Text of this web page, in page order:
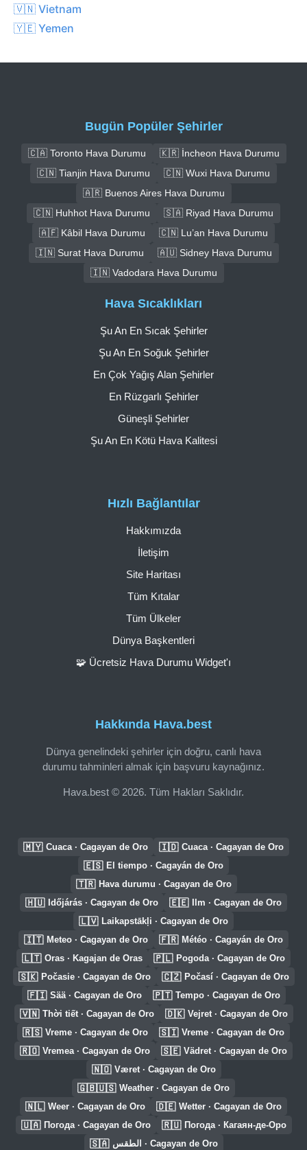
🇻🇳 Vietnam
🇾🇪 Yemen
Bugün Popüler Şehirler
🇨🇦 Toronto Hava Durumu
🇰🇷 İncheon Hava Durumu
🇨🇳 Tianjin Hava Durumu
🇨🇳 Wuxi Hava Durumu
🇦🇷 Buenos Aires Hava Durumu
🇨🇳 Huhhot Hava Durumu
🇸🇦 Riyad Hava Durumu
🇦🇫 Kâbil Hava Durumu
🇨🇳 Lu’an Hava Durumu
🇮🇳 Surat Hava Durumu
🇦🇺 Sidney Hava Durumu
🇮🇳 Vadodara Hava Durumu
Hakkında Hava.best
Dünya genelindeki şehirler için doğru, canlı hava
durumu tahminleri almak için başvuru kaynağınız.
Hava.best © 2026. Tüm Hakları Saklıdır.
Hızlı Bağlantılar
Hakkımızda
İletişim
Site Haritası
Tüm Kıtalar
Tüm Ülkeler
Dünya Başkentleri
🧩 Ücretsiz Hava Durumu Widget'ı
Hava Sıcaklıkları
Şu An En Sıcak Şehirler
Şu An En Soğuk Şehirler
En Çok Yağış Alan Şehirler
En Rüzgarlı Şehirler
Güneşli Şehirler
Şu An En Kötü Hava Kalitesi
🇲🇾 Cuaca · Cagayan de Oro 🇮🇩 Cuaca · Cagayan de Oro
🇪🇸 El tiempo · Cagayán de Oro
🇹🇷 Hava durumu · Cagayan de Oro
🇭🇺 Időjárás · Cagayan de Oro 🇪🇪 Ilm · Cagayan de Oro
🇱🇻 Laikapstākļi · Cagayan de Oro
🇮🇹 Meteo · Cagayan de Oro 🇫🇷 Météo · Cagayán de Oro
🇱🇹 Oras · Kagajan de Oras 🇵🇱 Pogoda · Cagayan de Oro
🇸🇰 Počasie · Cagayan de Oro 🇨🇿 Počasí · Cagayan de Oro
🇫🇮 Sää · Cagayan de Oro 🇵🇹 Tempo · Cagayan de Oro
🇻🇳 Thời tiết · Cagayan de Oro 🇩🇰 Vejret · Cagayan de Oro
🇷🇸 Vreme · Cagayan de Oro 🇸🇮 Vreme · Cagayan de Oro
🇷🇴 Vremea · Cagayan de Oro 🇸🇪 Vädret · Cagayan de Oro
🇳🇴 Været · Cagayan de Oro
🇬🇧🇺🇸 Weather · Cagayan de Oro
🇳🇱 Weer · Cagayan de Oro 🇩🇪 Wetter · Cagayan de Oro
🇺🇦 Погода · Cagayan de Oro 🇷🇺 Погода · Кагаян-де-Оро
🇸🇦 الطقس · Cagayan de Oro